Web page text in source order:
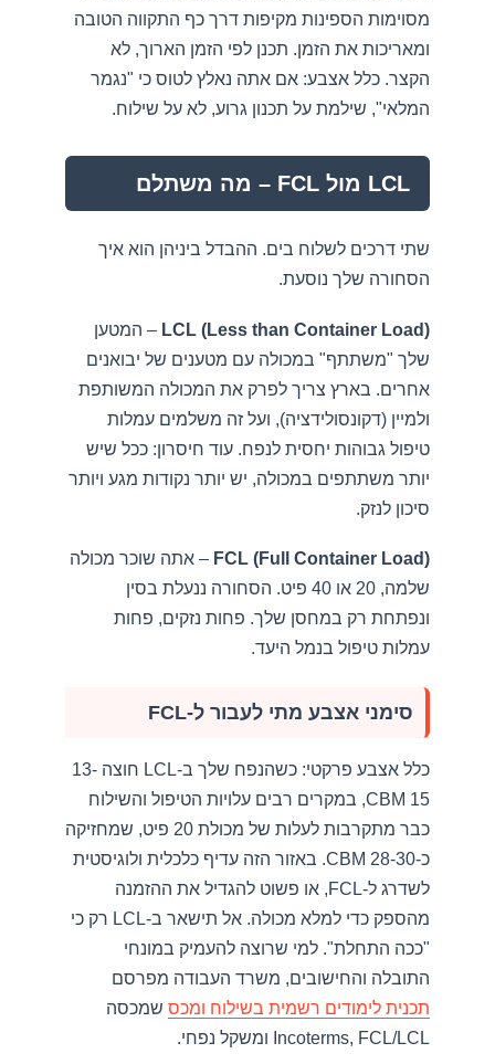
מסוימות הספינות מקיפות דרך כף התקווה הטובה
ומאריכות את הזמן. תכנן לפי הזמן הארוך, לא
הקצר. כלל אצבע: אם אתה נאלץ לטוס כי "נגמר
המלאי", שילמת על תכנון גרוע, לא על שילוח.
LCL מול FCL – מה משתלם
שתי דרכים לשלוח בים. ההבדל ביניהן הוא איך
הסחורה שלך נוסעת.
LCL (Less than Container Load) – המטען
שלך "משתתף" במכולה עם מטענים של יבואנים
אחרים. בארץ צריך לפרק את המכולה המשותפת
ולמיין (דקונסולידציה), ועל זה משלמים עמלות
טיפול גבוהות יחסית לנפח. עוד חיסרון: ככל שיש
יותר משתתפים במכולה, יש יותר נקודות מגע ויותר
סיכון לנזק.
FCL (Full Container Load) – אתה שוכר מכולה
שלמה, 20 או 40 פיט. הסחורה ננעלת בסין
ונפתחת רק במחסן שלך. פחות נזקים, פחות
עמלות טיפול בנמל היעד.
סימני אצבע מתי לעבור ל-FCL
כלל אצבע פרקטי: כשהנפח שלך ב-LCL חוצה 13-
15 CBM, במקרים רבים עלויות הטיפול והשילוח
כבר מתקרבות לעלות של מכולת 20 פיט, שמחזיקה
כ-28-30 CBM. באזור הזה עדיף כלכלית ולוגיסטית
לשדרג ל-FCL, או פשוט להגדיל את ההזמנה
מהספק כדי למלא מכולה. אל תישאר ב-LCL רק כי
"ככה התחלת". למי שרוצה להעמיק במונחי
התובלה והחישובים, משרד העבודה מפרסם
תכנית לימודים רשמית בשילוח ומכסשמכסה
Incoterms, FCL/LCL ומשקל נפחי.